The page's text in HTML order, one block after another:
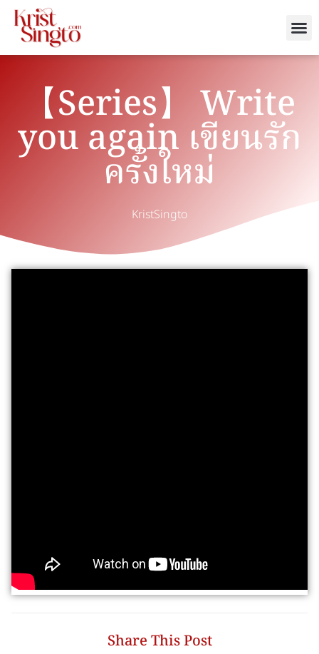
【Series】 Write
you again เขียนรัก
ครั้งใหม่
KristSingto
Share This Post